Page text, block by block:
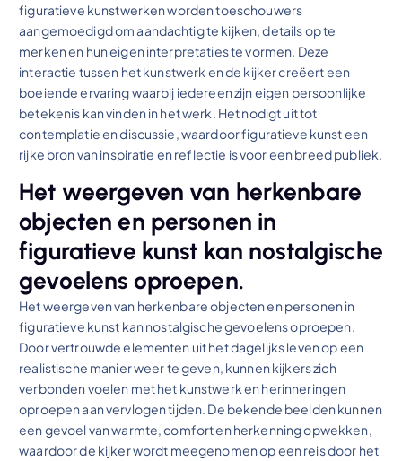
figuratieve kunstwerken worden toeschouwers
aangemoedigd om aandachtig te kijken, details op te
merken en hun eigen interpretaties te vormen. Deze
interactie tussen het kunstwerk en de kijker creëert een
boeiende ervaring waarbij iedereen zijn eigen persoonlijke
betekenis kan vinden in het werk. Het nodigt uit tot
contemplatie en discussie, waardoor figuratieve kunst een
rijke bron van inspiratie en reflectie is voor een breed publiek.
Het weergeven van herkenbare
objecten en personen in
figuratieve kunst kan nostalgische
gevoelens oproepen.
Het weergeven van herkenbare objecten en personen in
figuratieve kunst kan nostalgische gevoelens oproepen.
Door vertrouwde elementen uit het dagelijks leven op een
realistische manier weer te geven, kunnen kijkers zich
verbonden voelen met het kunstwerk en herinneringen
oproepen aan vervlogen tijden. De bekende beelden kunnen
een gevoel van warmte, comfort en herkenning opwekken,
waardoor de kijker wordt meegenomen op een reis door het